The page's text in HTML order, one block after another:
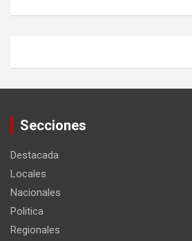
Secciones
Destacada
Locales
Nacionales
Politica
Regionales